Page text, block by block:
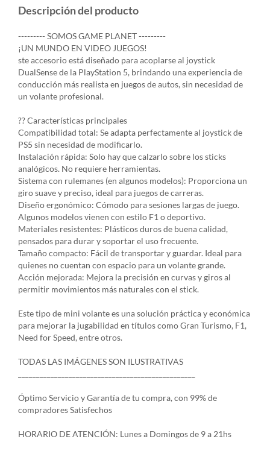
Descripción del producto
--------- SOMOS GAME PLANET ---------
¡UN MUNDO EN VIDEO JUEGOS!
ste accesorio está diseñado para acoplarse al joystick
DualSense de la PlayStation 5, brindando una experiencia de
conducción más realista en juegos de autos, sin necesidad de
un volante profesional.
?? Características principales
Compatibilidad total: Se adapta perfectamente al joystick de
PS5 sin necesidad de modificarlo.
Instalación rápida: Solo hay que calzarlo sobre los sticks
analógicos. No requiere herramientas.
Sistema con rulemanes (en algunos modelos): Proporciona un
giro suave y preciso, ideal para juegos de carreras.
Diseño ergonómico: Cómodo para sesiones largas de juego.
Algunos modelos vienen con estilo F1 o deportivo.
Materiales resistentes: Plásticos duros de buena calidad,
pensados para durar y soportar el uso frecuente.
Tamaño compacto: Fácil de transportar y guardar. Ideal para
quienes no cuentan con espacio para un volante grande.
Acción mejorada: Mejora la precisión en curvas y giros al
permitir movimientos más naturales con el stick.
Este tipo de mini volante es una solución práctica y económica
para mejorar la jugabilidad en títulos como Gran Turismo, F1,
Need for Speed, entre otros.
TODAS LAS IMÁGENES SON ILUSTRATIVAS
Óptimo Servicio y Garantía de tu compra, con 99% de
compradores Satisfechos
HORARIO DE ATENCIÓN: Lunes a Domingos de 9 a 21hs